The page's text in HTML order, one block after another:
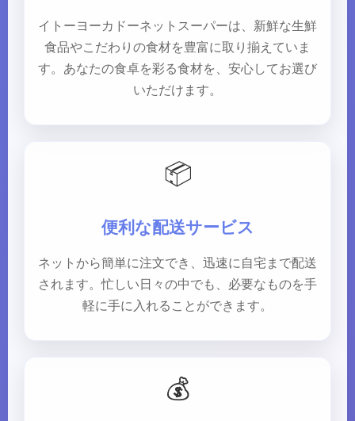
イトーヨーカドーネットスーパーは、新鮮な生鮮
食品やこだわりの食材を豊富に取り揃えていま
す。あなたの食卓を彩る食材を、安心してお選び
いただけます。
📦
便利な配送サービス
ネットから簡単に注文でき、迅速に自宅まで配送
されます。忙しい日々の中でも、必要なものを手
軽に手に入れることができます。
💰